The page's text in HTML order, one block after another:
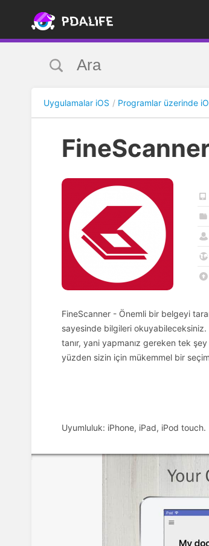
Uygulamalar iOS Programlar üzerinde
FineScanner - Önemli bir belgeyi
sayesinde bilgileri
tanır, yani yapmanız gereken tek
yüzden sizin için mükemmel bir
Uyumluluk: iPhone, iPad, iPod touch.